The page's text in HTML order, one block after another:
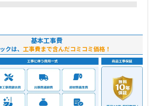
基本工事費
クは、 工事費まで含んだコミコミ価格！